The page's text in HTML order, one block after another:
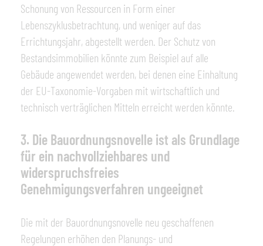
Schonung von Ressourcen in Form einer
Lebenszyklusbetrachtung, und weniger auf das
Errichtungsjahr, abgestellt werden. Der Schutz von
Bestandsimmobilien könnte zum Beispiel auf alle
Gebäude angewendet werden, bei denen eine Einhaltung
der EU-Taxonomie-Vorgaben mit wirtschaftlich und
technisch verträglichen Mitteln erreicht werden könnte.
3. Die Bauordnungsnovelle ist als Grundlage
für ein nachvollziehbares und
widerspruchsfreies
Genehmigungsverfahren ungeeignet
Die mit der Bauordnungsnovelle neu geschaffenen
Regelungen erhöhen den Planungs- und